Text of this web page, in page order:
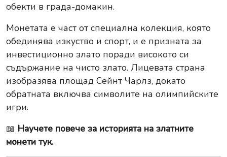
обекти в града-домакин.
Монетата е част от специална колекция, която
обединява изкуство и спорт, и е призната за
инвестиционно злато поради високото си
съдържание на чисто злато. Лицевата страна
изобразява площад Сейнт Чарлз, докато
обратната включва символите на олимпийските
игри.
📖 Научете повече за историята на златните
монети тук.